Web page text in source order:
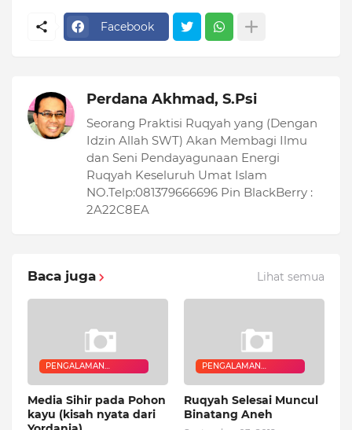
Facebook
Perdana Akhmad, S.Psi
Seorang Praktisi Ruqyah yang (Dengan
Idzin Allah SWT) Akan Membagi Ilmu
dan Seni Pendayagunaan Energi
Ruqyah Keseluruh Umat Islam
NO.Telp:081379666696 Pin BlackBerry :
2A22C8EA
Baca juga Lihat semua
PENGALAMAN
Media Sihir pada Pohon
kayu (kisah nyata dari
PENGALAMAN
Ruqyah Selesai Muncul
Binatang Aneh